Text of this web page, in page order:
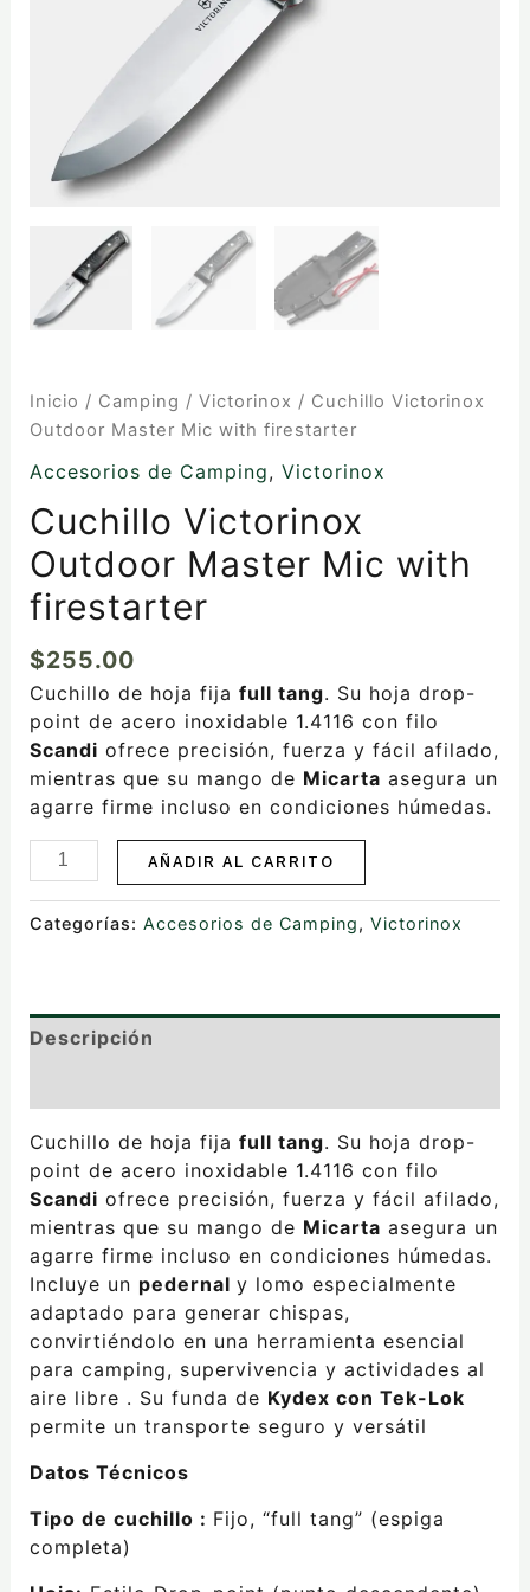
Inicio / Camping / Victorinox / Cuchillo Victorinox
Outdoor Master Mic with firestarter
Accesorios de Camping, Victorinox
Cuchillo Victorinox
Outdoor Master Mic with
firestarter
$255.00
Cuchillo de hoja fija full tang. Su hoja drop-
point de acero inoxidable 1.4116 con filo
Scandi ofrece precisión, fuerza y fácil afilado,
mientras que su mango de Micarta asegura un
agarre firme incluso en condiciones húmedas.
AÑADIR AL CARRITO
Categorías: Accesorios de Camping, Victorinox
Descripción
Cuchillo de hoja fija full tang. Su hoja drop-
point de acero inoxidable 1.4116 con filo
Scandi ofrece precisión, fuerza y fácil afilado,
mientras que su mango de Micarta asegura un
agarre firme incluso en condiciones húmedas.
Incluye un pedernal y lomo especialmente
adaptado para generar chispas,
convirtiéndolo en una herramienta esencial
para camping, supervivencia y actividades al
aire libre . Su funda de Kydex con Tek-Lok
permite un transporte seguro y versátil
Datos Técnicos
Tipo de cuchillo : Fijo, “full tang” (espiga
completa)